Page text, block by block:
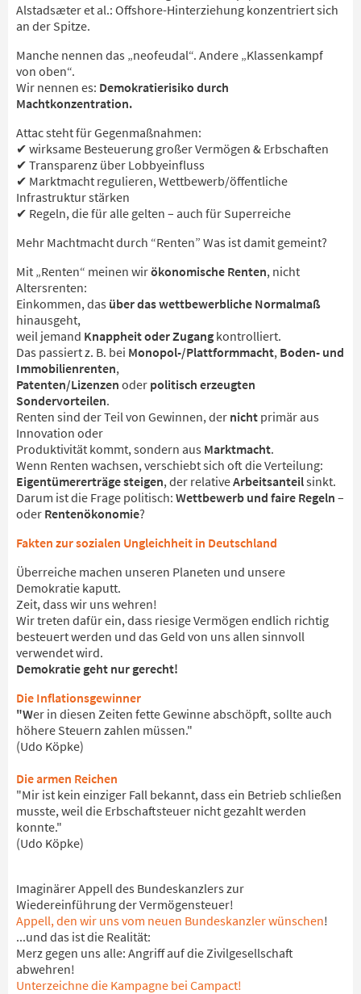
Alstadsæter et al.: Offshore-Hinterziehung konzentriert sich
an der Spitze.
Manche nennen das „neofeudal“. Andere „Klassenkampf
von oben“.
Wir nennen es: Demokratierisiko durch
Machtkonzentration.
Attac steht für Gegenmaßnahmen:
✔ wirksame Besteuerung großer Vermögen & Erbschaften
✔ Transparenz über Lobbyeinfluss
✔ Marktmacht regulieren, Wettbewerb/öffentliche
Infrastruktur stärken
✔ Regeln, die für alle gelten – auch für Superreiche
Mehr Machtmacht durch “Renten” Was ist damit gemeint?
Mit „Renten“ meinen wirökonomische Renten, nicht
Altersrenten:
Einkommen, das über das wettbewerbliche Normalmaß
hinausgeht,
weil jemand Knappheit oder Zugang kontrolliert.
Das passiert z. B. bei Monopol-/Plattformmacht, Boden- und
Immobilienrenten,
Patenten/Lizenzen oder politisch erzeugten
Sondervorteilen.
Renten sind der Teil von Gewinnen, der nicht primär aus
Innovation oder
Produktivität kommt, sondern aus Marktmacht.
Wenn Renten wachsen, verschiebt sich oft die Verteilung:
Eigentümererträge steigen, der relativeArbeitsanteilsinkt.
Darum ist die Frage politisch: Wettbewerb und faire Regeln –
oder Rentenökonomie?
Fakten zur sozialen Ungleichheit in Deutschland
Überreiche machen unseren Planeten und unsere
Demokratie kaputt.
Zeit, dass wir uns wehren!
Wir treten dafür ein, dass riesige Vermögen endlich richtig
besteuert werden und das Geld von uns allen sinnvoll
verwendet wird.
Demokratie geht nur gerecht!
Die Inflationsgewinner
"Wer in diesen Zeiten fette Gewinne abschöpft, sollte auch
höhere Steuern zahlen müssen."
(Udo Köpke)
Die armen Reichen
"Mir ist kein einziger Fall bekannt, dass ein Betrieb schließen
musste, weil die Erbschaftsteuer nicht gezahlt werden
konnte."
(Udo Köpke)
Imaginärer Appell des Bundeskanzlers zur
Wiedereinführung der Vermögensteuer!
Appell, den wir uns vom neuen Bundeskanzler wünschen!
...und das ist die Realität:
Merz gegen uns alle: Angriff auf die Zivilgesellschaft
abwehren!
Unterzeichne die Kampagne bei Campact!